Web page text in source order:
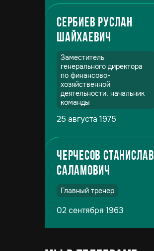
Сербиев Руслан
Шайхаевич
Заместитель
генерального директора
по финансово-
хозяйственной
деятельности, начальник
команды
25 августа 1975
Черчесов Станислав
Саламович
Главный тренер
02 сентября 1963